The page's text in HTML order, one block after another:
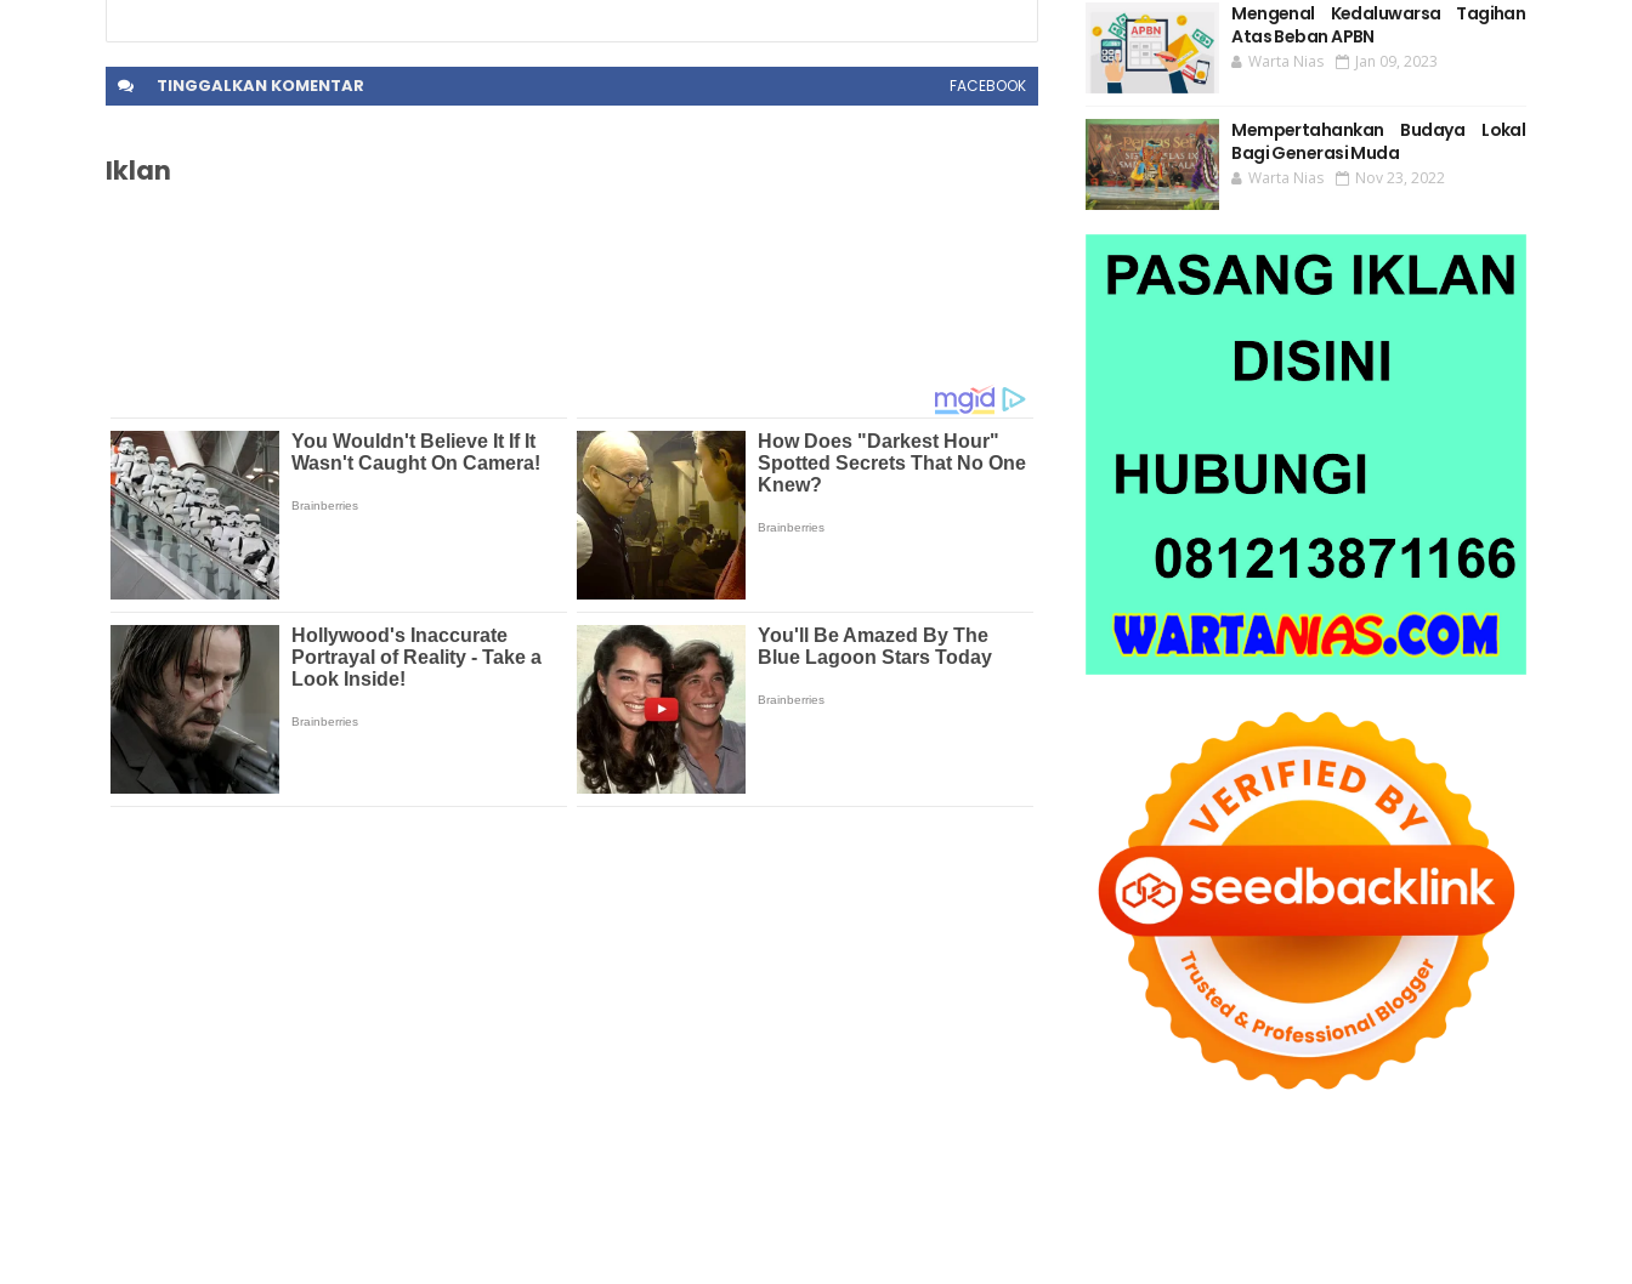
TINGGALKAN KOMENTAR FACEBOOK
Iklan
Mengenal Kedaluwarsa Tagihan
Atas Beban APBN
Warta Nias Jan 09, 2023
Mempertahankan Budaya Lokal
Bagi Generasi Muda
Warta Nias Nov 23, 2022